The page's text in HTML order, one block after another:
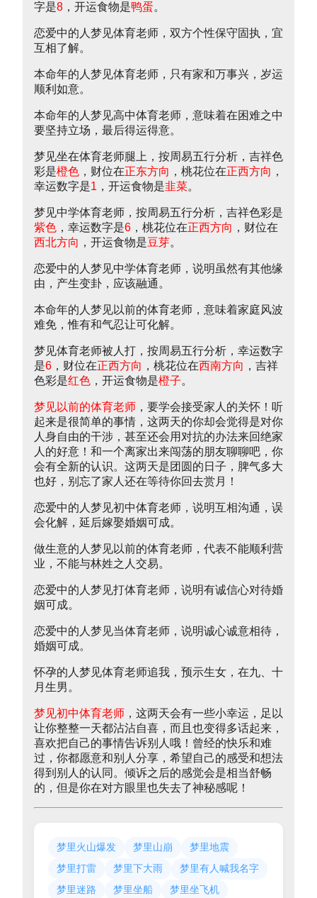
字是8 ，开运食物是鸭蛋。
恋爱中的人梦见体育老师，双方个性保守固执，宜
互相了解。
本命年的人梦见体育老师，只有家和万事兴，岁运
顺利如意。
本命年的人梦见高中体育老师，意味着在困难之中
要坚持立场，最后得运得意。
梦见坐在体育老师腿上，按周易五行分析，吉祥色
彩是橙色 ，财位在正东方向 ，桃花位在正西方向 ，
幸运数字是1 ，开运食物是韭菜。
梦见中学体育老师，按周易五行分析，吉祥色彩是
紫色 ，幸运数字是6 ，桃花位在正西方向 ，财位在
西北方向 ，开运食物是豆芽。
恋爱中的人梦见中学体育老师，说明虽然有其他缘
由，产生变卦，应该融通。
本命年的人梦见以前的体育老师，意味着家庭风波
难免，惟有和气忍让可化解。
梦见体育老师被人打，按周易五行分析，幸运数字
是6 ，财位在正西方向 ，桃花位在西南方向 ，吉祥
色彩是红色 ，开运食物是橙子。
梦见以前的体育老师 ，要学会接受家人的关怀！听
起来是很简单的事情，这两天的你却会觉得是对你
人身自由的干涉，甚至还会用对抗的办法来回绝家
人的好意！和一个离家出来闯荡的朋友聊聊吧，你
会有全新的认识。这两天是团圆的日子，脾气多大
也好，别忘了家人还在等待你回去赏月！
恋爱中的人梦见初中体育老师，说明互相沟通，误
会化解，延后嫁娶婚姻可成。
做生意的人梦见以前的体育老师，代表不能顺利营
业，不能与林姓之人交易。
恋爱中的人梦见打体育老师，说明有诚信心对待婚
姻可成。
恋爱中的人梦见当体育老师，说明诚心诚意相待，
婚姻可成。
怀孕的人梦见体育老师追我，预示生女，在九、十
月生男。
梦见初中体育老师 ，这两天会有一些小幸运，足以
让你整整一天都沾沾自喜，而且也变得多话起来，
喜欢把自己的事情告诉别人哦！曾经的快乐和难
过，你都愿意和别人分享，希望自己的感受和想法
得到别人的认同。倾诉之后的感觉会是相当舒畅
的，但是你在对方眼里也失去了神秘感呢！
梦里火山爆发 梦里山崩
梦里地震
梦里打雷
梦里下大雨
梦里有人喊我名字
梦里迷路
梦里坐船 梦里坐飞机